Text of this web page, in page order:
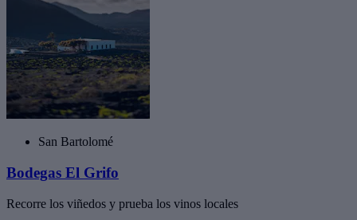
San Bartolomé
Bodegas El Grifo
Recorre los viñedos y prueba los vinos locales